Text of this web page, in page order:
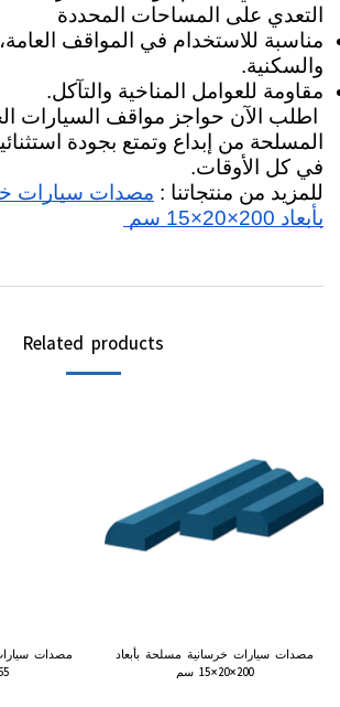
التعدي على المساحات المحددة
والسكنية.
مقاومة للعوامل المناخية والتآكل.
في كل الأوقات.
للمزيد من منتجاتنا :
بأبعاد 200×20×15 سم
Related products
مصدات
مصدات سيارات خرسانية مسلحة بأبعاد
200×20×15 سم